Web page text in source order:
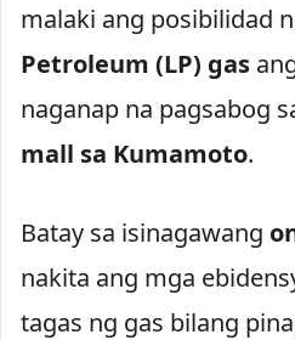
malaki ang posibilidad
Petroleum (LP) gas
naganap na pagsabog
mall sa Kumamoto.
Batay sa isinagawang
nakita ang mga
tagas ng gas bilang